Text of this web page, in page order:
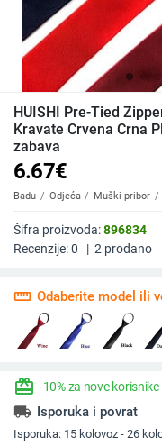
HUISHI Pre-Tied
Kravate Crvena Crna
zabava
6.67€
Badu Odjeća Muški pribor
Šifra proizvoda:896834
Recenzije:0 | 2 prodano
straighten Odaberite model ili
redeem -10% za nove korisnike
local_shipping Isporuka i povrat
Isporuka: 15 kolovoz - 26